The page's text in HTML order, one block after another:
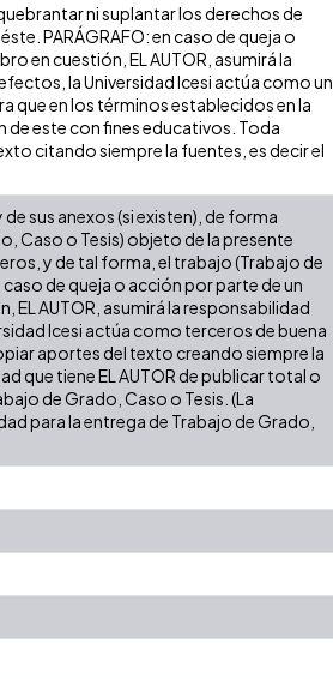
ni suplantar los derechos de
PARÁGRAFO: en caso de queja o
en cuestión, EL AUTOR, asumirá la
la Universidad Icesi actúa como un
que en los términos establecidos en la
de este con fines educativos. Toda
citando siempre la fuentes, es decir el
sus anexos (si existen), de forma
Caso o Tesis) objeto de la presente
y de tal forma, el trabajo (Trabajo de
de queja o acción por parte de un
AUTOR, asumirá la responsabilidad
Icesi actúa como terceros de buena
aportes del texto creando siempre la
que tiene EL AUTOR de publicar total o
de Grado, Caso o Tesis. (La
para la entrega de Trabajo de Grado,